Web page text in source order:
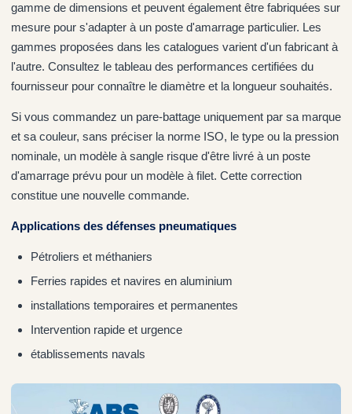
gamme de dimensions et peuvent également être fabriquées sur
mesure pour s'adapter à un poste d'amarrage particulier. Les
gammes proposées dans les catalogues varient d'un fabricant à
l'autre. Consultez le tableau des performances certifiées du
fournisseur pour connaître le diamètre et la longueur souhaités.
Si vous commandez un pare-battage uniquement par sa marque
et sa couleur, sans préciser la norme ISO, le type ou la pression
nominale, un modèle à sangle risque d'être livré à un poste
d'amarrage prévu pour un modèle à filet. Cette correction
constitue une nouvelle commande.
Applications des défenses pneumatiques
Pétroliers et méthaniers
Ferries rapides et navires en aluminium
installations temporaires et permanentes
Intervention rapide et urgence
établissements navals